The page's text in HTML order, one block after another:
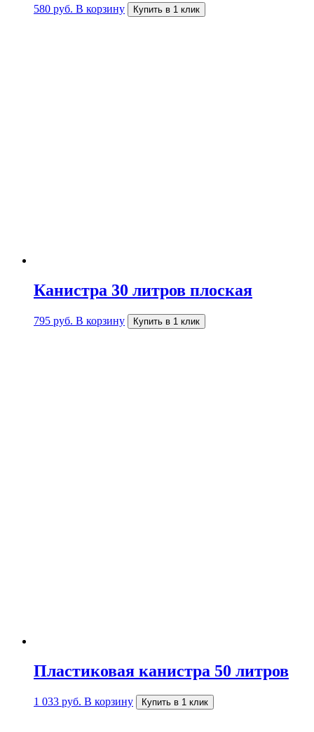
580 руб. В корзину Купить в 1 клик
Канистра 30 литров плоская
795 руб. В корзину Купить в 1 клик
Пластиковая канистра 50 литров
1 033 руб. В корзину Купить в 1 клик